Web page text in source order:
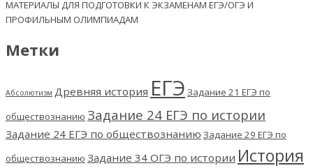
МАТЕРИАЛЫ ДЛЯ ПОДГОТОВКИ К ЭКЗАМЕНАМ ЕГЭ/ОГЭ И
ПРОФИЛЬНЫМ ОЛИМПИАДАМ
Метки
Абсолютизм Древняя история ЕГЭ Задание 21 ЕГЭ по
обществознанию Задание 24 ЕГЭ по истории
Задание 24 ЕГЭ по обществознанию Задание 29 ЕГЭ по
обществознанию Задание 34 ОГЭ по истории История